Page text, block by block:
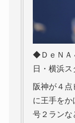
◆ＤｅＮＡ
日・横浜ス
阪神が４
に王手を
号２ランな